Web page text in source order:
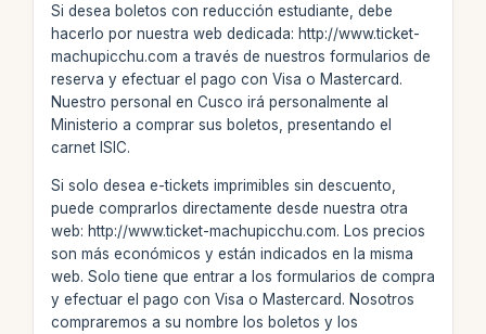
Si desea boletos con reducción estudiante, debe
hacerlo por nuestra web dedicada: http://www.ticket-
machupicchu.com a través de nuestros formularios de
reserva y efectuar el pago con Visa o Mastercard.
Nuestro personal en Cusco irá personalmente al
Ministerio a comprar sus boletos, presentando el
carnet ISIC.
Si solo desea e-tickets imprimibles sin descuento,
puede comprarlos directamente desde nuestra otra
web: http://www.ticket-machupicchu.com. Los precios
son más económicos y están indicados en la misma
web. Solo tiene que entrar a los formularios de compra
y efectuar el pago con Visa o Mastercard. Nosotros
compraremos a su nombre los boletos y los